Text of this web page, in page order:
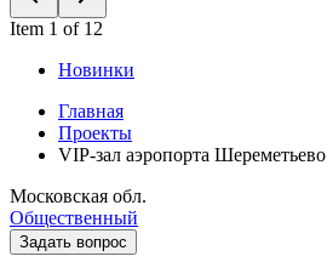
Item 1 of 12
Новинки
Главная
Проекты
VIP-зал аэропорта Шереметьево
Московская обл.
Общественный
Задать вопрос